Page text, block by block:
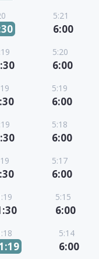
5:21
6:00
5:20
6:00
5:19
6:00
5:18
6:00
5:17
6:00
5:15
6:00
5:14
6:00